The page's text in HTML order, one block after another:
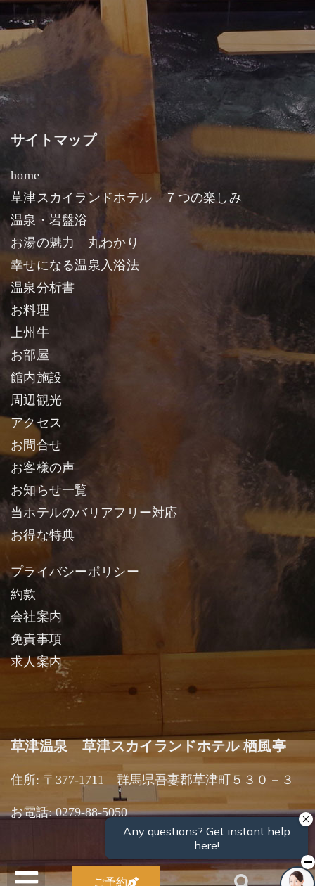
ご予約
サイトマップ
home
草津スカイランドホテル ７つの楽しみ
温泉・岩盤浴
お湯の魅力 丸わかり
幸せになる温泉入浴法
温泉分析書
お料理
上州牛
お部屋
館内施設
周辺観光
アクセス
お問合せ
お客様の声
お知らせ一覧
当ホテルのバリアフリー対応
お得な特典
プライバシーポリシー
約款
会社案内
免責事項
求人案内
草津温泉 草津スカイランドホテル 栖風亭
住所: 〒377-1711 群馬県吾妻郡草津町５３０－３
お電話: 0279-88-5050